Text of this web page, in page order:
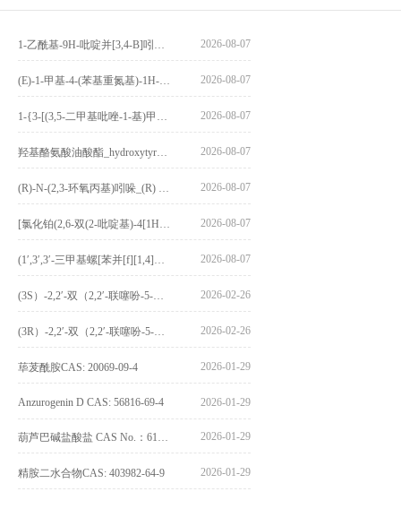
2026-08-07
2026-08-07
2026-08-07
2026-08-07
2026-08-07
2026-08-07
2026-08-07
2026-02-26
2026-02-26
荜茇酰胺CAS: 20069-09-4 2026-01-29
Anzurogenin D CAS: 56816-69-4 2026-01-29
2026-01-29
精胺二水合物CAS: 403982-64-9 2026-01-29